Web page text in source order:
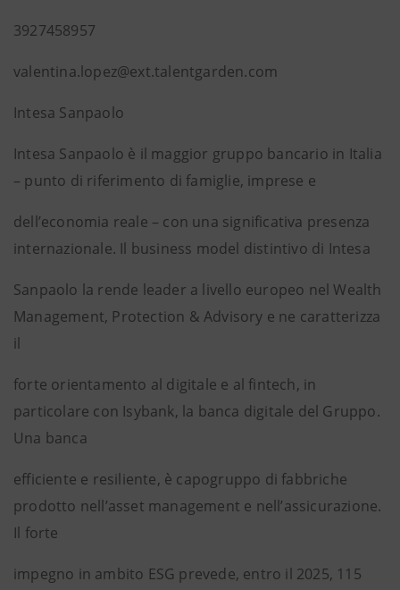
3927458957
valentina.lopez@ext.talentgarden.com
Intesa Sanpaolo
Intesa Sanpaolo è il maggior gruppo bancario in Italia
– punto di riferimento di famiglie, imprese e
dell’economia reale – con una significativa presenza
internazionale. Il business model distintivo di Intesa
Sanpaolo la rende leader a livello europeo nel Wealth
Management, Protection & Advisory e ne caratterizza
il
forte orientamento al digitale e al fintech, in
particolare con Isybank, la banca digitale del Gruppo.
Una banca
efficiente e resiliente, è capogruppo di fabbriche
prodotto nell’asset management e nell’assicurazione.
Il forte
impegno in ambito ESG prevede, entro il 2025, 115